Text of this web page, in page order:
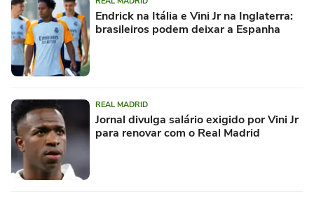
Endrick na Itália e Vini Jr na Inglaterra:
brasileiros podem deixar a Espanha
REAL MADRID
Jornal divulga salário exigido por Vini Jr
para renovar com o Real Madrid